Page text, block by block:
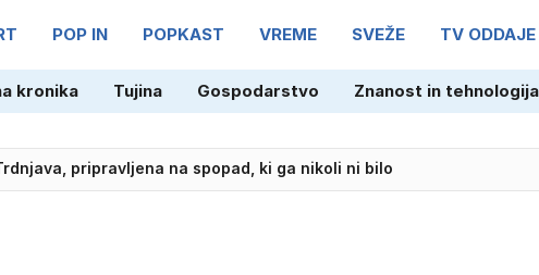
POP IN POPKAST VREME SVEŽE TV ODDAJE
kronika Tujina Gospodarstvo Znanost in tehnologija
padajo: Martin napada novo zmago